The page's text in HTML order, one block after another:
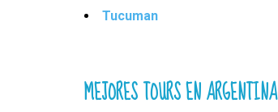
Tucuman
MEJORES TOURS EN ARGENTINA